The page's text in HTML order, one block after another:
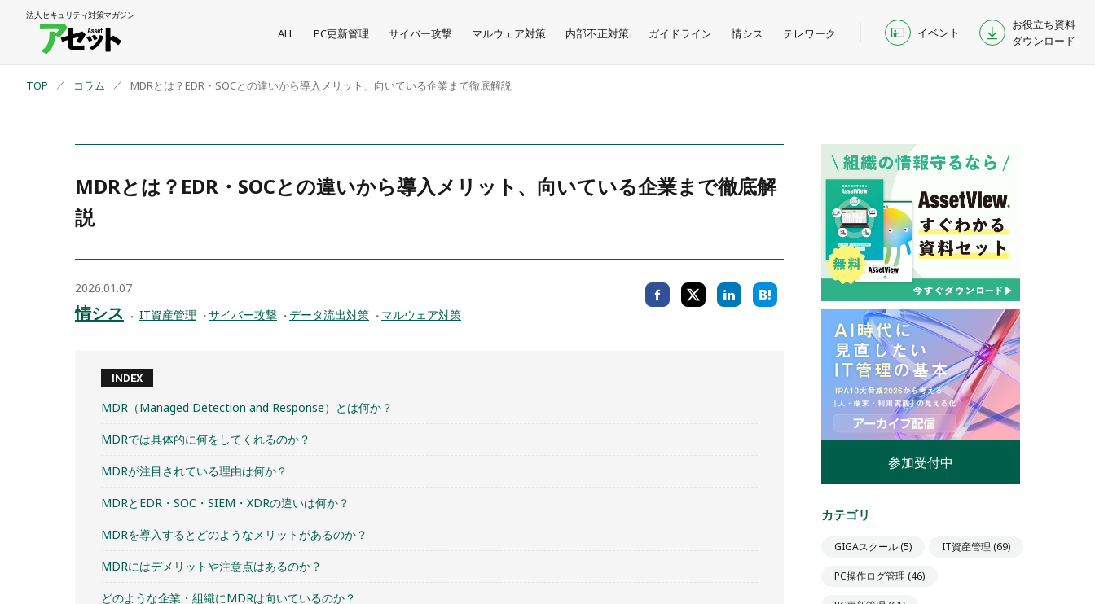
法人セキュリティ対策マガジン
ALL PC更新管理 サイバー攻撃 マルウェア対策 内部不正対策 ガイドライン 情シス テレワーク イベント
お役立ち資料
ダウンロード
TOP コラム MDRとは？EDR・SOCとの違いから導入メリット、向いている企業まで徹底解説
MDRとは？EDR・SOCとの違いから導入メリット、向いている企業まで徹底解
説
2026.01.07
情シス IT資産管理 サイバー攻撃 データ流出対策 マルウェア対策
INDEX
MDR（Managed Detection and Response）とは何か？
MDRでは具体的に何をしてくれるのか？
MDRが注目されている理由は何か？
MDRとEDR・SOC・SIEM・XDRの違いは何か？
MDRを導入するとどのようなメリットがあるのか？
MDRにはデメリットや注意点はあるのか？
どのような企業・組織にMDRは向いているのか？
参加受付中
カテゴリ
GIGAスクール (5) IT資産管理 (69)
PC操作ログ管理 (46)